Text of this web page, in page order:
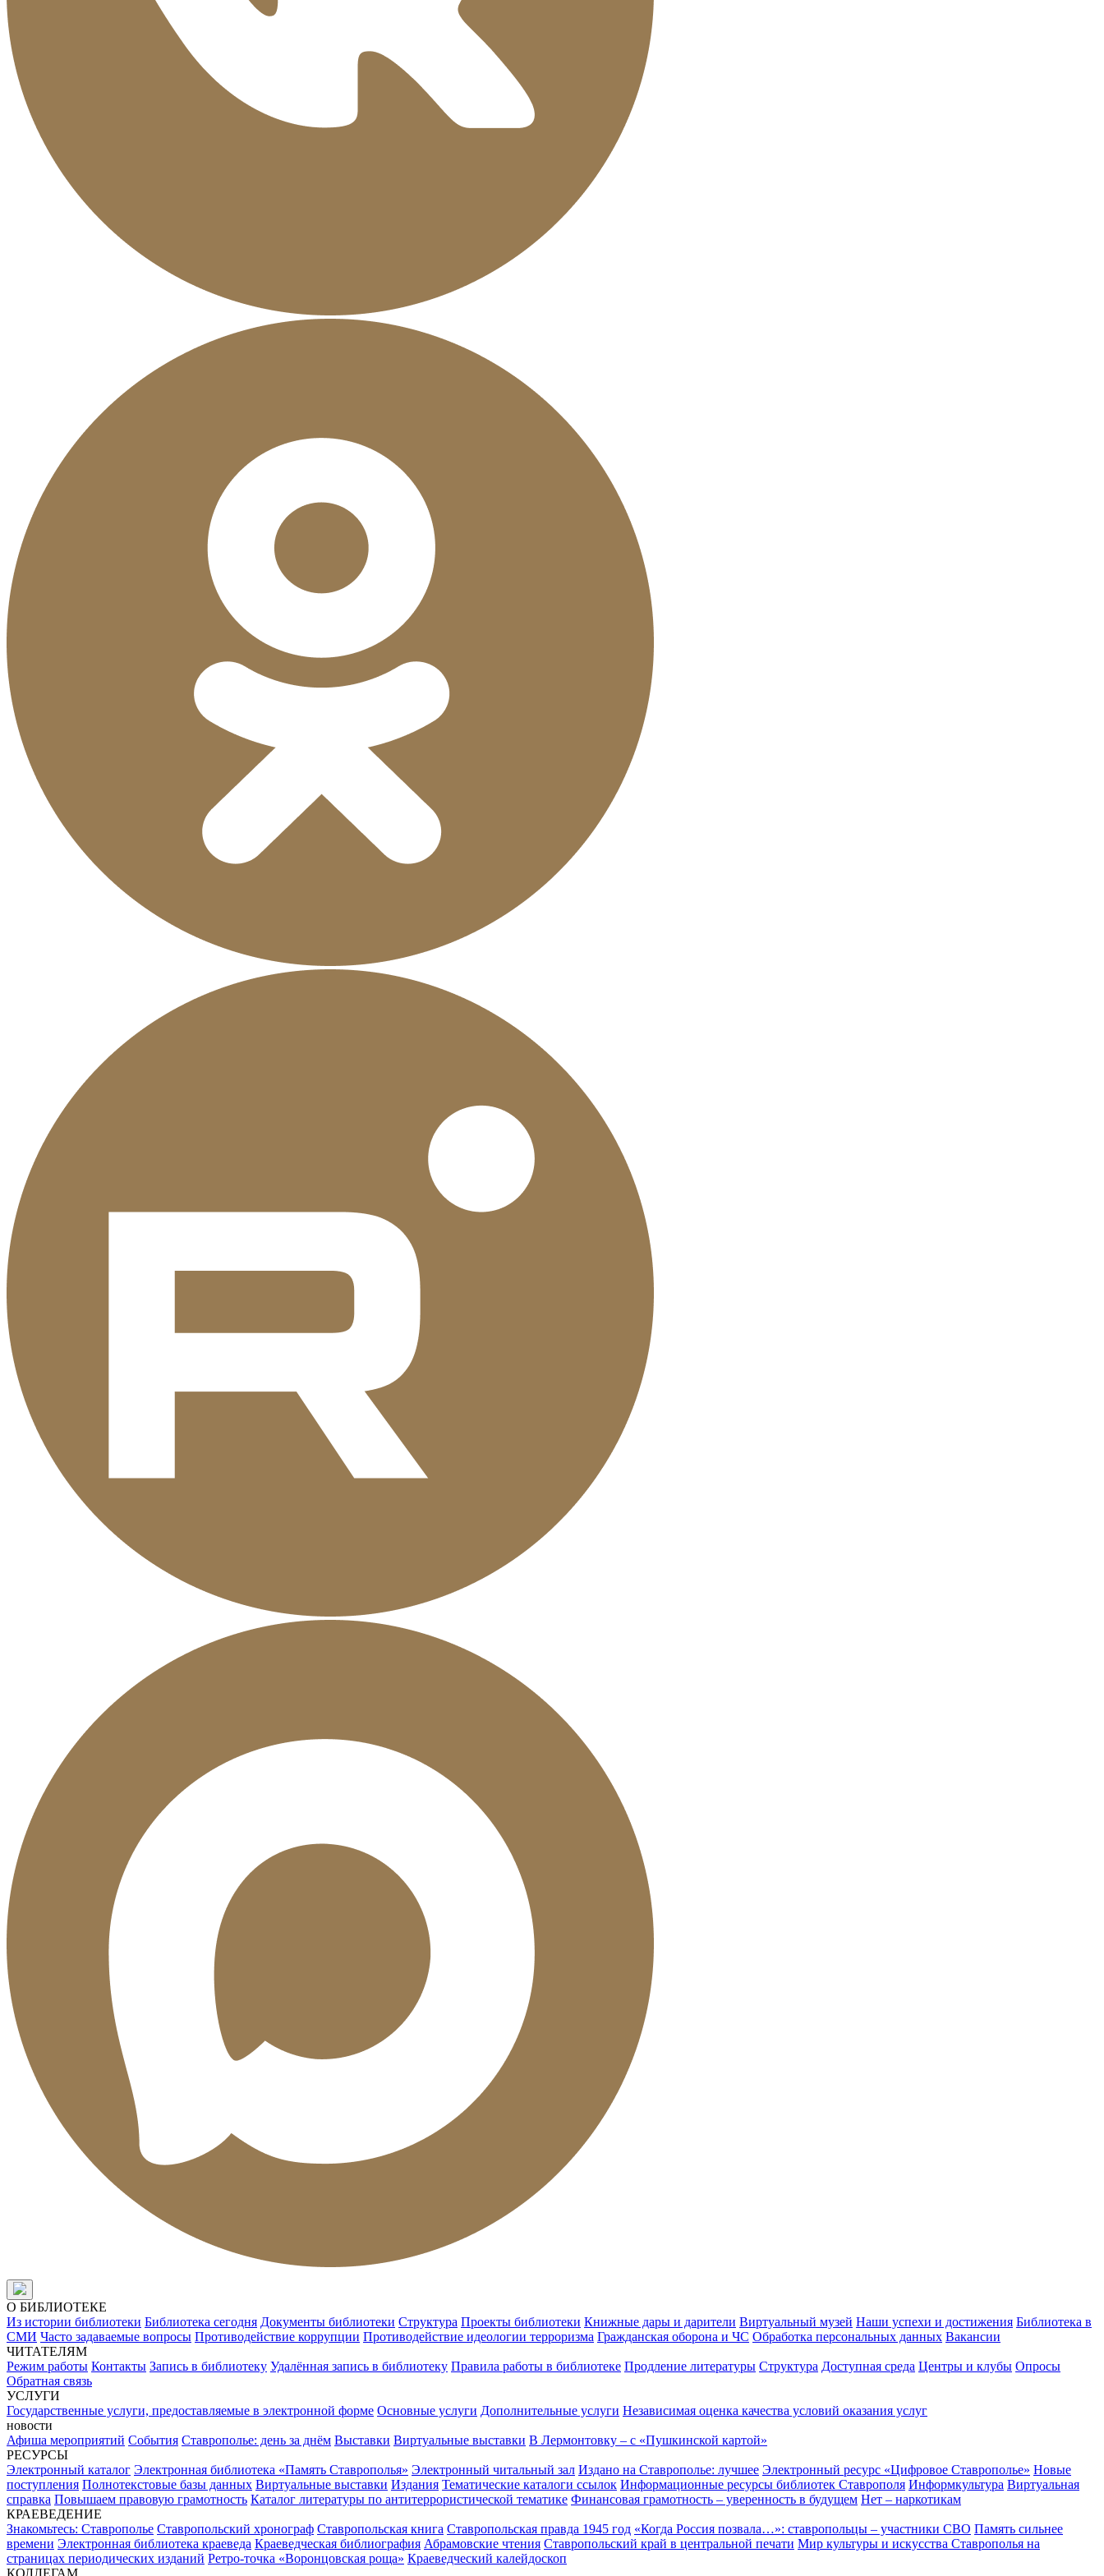
О БИБЛИОТЕКЕ
Из истории библиотеки Библиотека сегодня Документы библиотеки Структура Проекты библиотеки Книжные дары и дарители Виртуальный музей Наши успехи и достижения Библиотека в
СМИ Часто задаваемые вопросы Противодействие коррупции Противодействие идеологии терроризма Гражданская оборона и ЧС Обработка персональных данных Вакансии
ЧИТАТЕЛЯМ
Режим работы Контакты Запись в библиотеку Удалённая запись в библиотеку Правила работы в библиотеке Продление литературы Структура Доступная среда Центры и клубы Опросы
Обратная связь
УСЛУГИ
Государственные услуги, предоставляемые в электронной форме Основные услуги Дополнительные услуги Независимая оценка качества условий оказания услуг
новости
Афиша мероприятий События Ставрополье: день за днём Выставки Виртуальные выставки В Лермонтовку – с «Пушкинской картой»
РЕСУРСЫ
Электронный каталог Электронная библиотека «Память Ставрополья» Электронный читальный зал Издано на Ставрополье: лучшее Электронный ресурс «Цифровое Ставрополье» Новые
поступления Полнотекстовые базы данных Виртуальные выставки Издания Тематические каталоги ссылок Информационные ресурсы библиотек Ставрополя Информкультура Виртуальная
справка Повышаем правовую грамотность Каталог литературы по антитеррористической тематике Финансовая грамотность – уверенность в будущем Нет – наркотикам
КРАЕВЕДЕНИЕ
Знакомьтесь: Ставрополье Ставропольский хронограф Ставропольская книга Ставропольская правда 1945 год «Когда Россия позвала…»: ставропольцы – участники СВО Память сильнее
времени Электронная библиотека краеведа Краеведческая библиография Абрамовские чтения Ставропольский край в центральной печати Мир культуры и искусства Ставрополья на
страницах периодических изданий Ретро-точка «Воронцовская роща» Краеведческий калейдоскоп
КОЛЛЕГАМ